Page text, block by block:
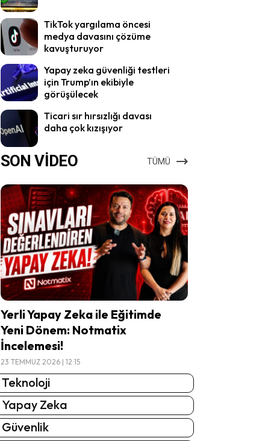
TikTok yargılama öncesi
medya davasını çözüme
kavuşturuyor
Yapay zeka güvenliği testleri
için Trump’ın ekibiyle
görüşülecek
Ticari sır hırsızlığı davası
daha çok kızışıyor
SON VİDEO TÜMÜ
Yerli Yapay Zeka ile Eğitimde
Yeni Dönem: Notmatix
İncelemesi!
23 TEMMUZ 2026 | 12:15
Teknoloji
Yapay Zeka
Güvenlik